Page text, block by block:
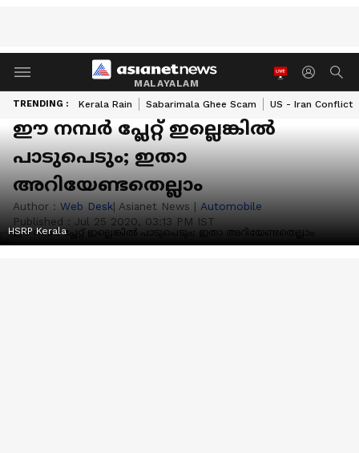
MALAYALAM
TRENDING : Kerala Rain Sabarimala Ghee Scam US - Iran Conflict
ഈ നമ്പര്‍ പ്ലേറ്റ് ഇല്ലെങ്കില്‍
പാടുപെടും; ഇതാ
അറിയേണ്ടതെല്ലാം
Author : Web Desk| Asianet News | Automobile
Published : Jul 25 2020, 03:13 PM IST
HSRP Kerala